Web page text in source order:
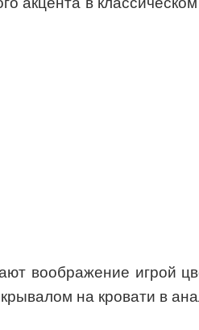
воображение игрой
на кровати в